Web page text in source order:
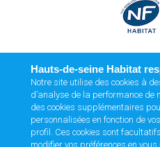
Hauts-de-seine Habitat
Notre site utilise des cookies à
d’analyse de la performance
des cookies supplémentaires
personnalisées en fonction de
profil. Ces cookies sont
modifier vos préférences en